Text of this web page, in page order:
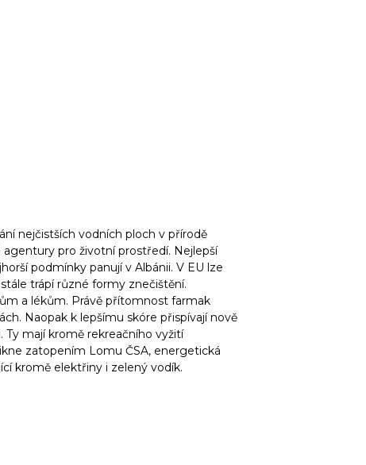
nejčistších vodních ploch v přírodě
pro životní prostředí. Nejlepší
podmínky panují v Albánii. V EU lze
trápí různé formy znečištění.
a lékům. Právě přítomnost farmak
Naopak k lepšímu skóre přispívají nově
Ty mají kromě rekreačního vyžití
zatopením Lomu ČSA, energetická
kromě elektřiny i zelený vodík.